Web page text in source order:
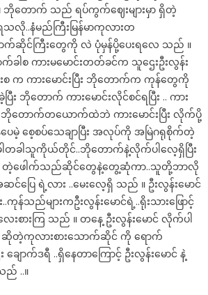
ောက် သည် ရပ်ကွက်ဈေးများမှာ ရှိတဲ့
လို..နံမည်ကြီးမြန်မာကုလားတ
ာက်ဆိုင်ကြီးတွေကို လဲ ပုံမှန်ပို့ပေးရလေ သည် ။
ါစ ကားမမောင်းတတ်ခင်က သူဌေးဦးလွန်း
းစ က ကားမောင်းပြီး ဘိုတောက်က ကုန်တွေကို
ြီး ဘိုတောက် ကားမောင်းလိုင်စင်ရပြီး .. ကား
ဘိုတောက်တယောက်ထဲဘဲ ကားမောင်းပြီး လိုက်ပို့
ေမဲ့ စေ့စပ်သေချာပြီး အလုပ်ကို အမြဲဂရုစိုက်တဲ့
ါတခါသူကိုယ်တိုင်..ဘိုတောက်နဲ့လိုက်ပါလေ့ရှိပြီး
တဲ့ဖေါက်သည်ဆိုင်တွေနဲ့တွေ့ဆုံကာ..သူတို့ဘာလို
င်ပြေ ရဲ့လား ..မေးလေ့ရှိ သည် ။ ဦးလွန်းမောင်
န်သည်များကဦးလွန်းမောင်ရဲ့..ရိုးသားဖြောင့်
စားကြ သည် ။ တနေ့ ဦးလွန်းမောင် လိုက်ပါ
ျီ ဆိုတဲ့ကုလားစားသောက်ဆိုင် ကို ရောက်
ောက်ဒရီ ..ရှိနေတာကြောင့် ဦးလွန်းမောင် နဲ့
ည် ..။